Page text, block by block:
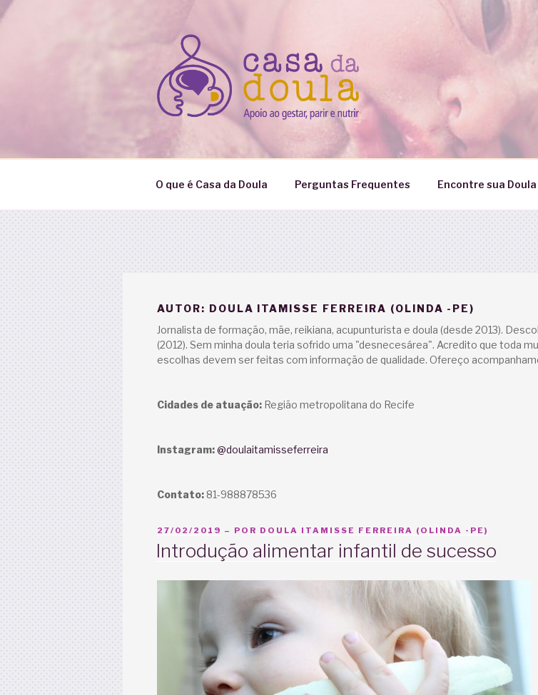
Pular
O que é Casa da Doula Perguntas Frequentes Encontre sua Doula
AUTOR: DOULA ITAMISSE FERREIRA (OLINDA -PE)
Jornalista de formação, mãe, reikiana, acupunturista e doula (desde 2013).
(2012). Sem minha doula teria sofrido uma "desnecesárea". Acredito que toda
escolhas devem ser feitas com informação de qualidade. Ofereço
Cidades de atuação: Região metropolitana do Recife
Instagram:@doulaitamisseferreira
Contato: 81-988878536
PUBLICADO
27/02/2019 – POR DOULA ITAMISSE FERREIRA (OLINDA -PE)
Introdução alimentar infantil de sucesso